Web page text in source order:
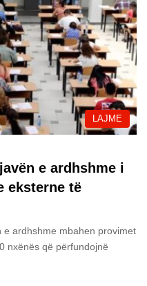
LAJME
e ardhshme i
eksterne të
e ardhshme mbahen provimet
nxënës që përfundojnë